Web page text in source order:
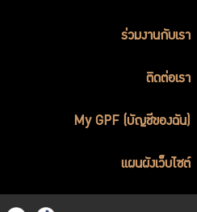
ร่วมงานกับเรา
ติดต่อเรา
My GPF (บัญชีของฉัน)
แผนผังเว็บไซต์